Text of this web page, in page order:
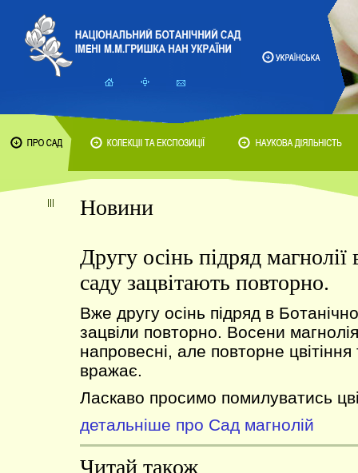
Новини
Другу осінь підряд
саду зацвітають повторно.
Вже другу осінь підряд в
зацвіли повторно. Восени
напровесні, але повторне
вражає.
Ласкаво просимо помилуватись
детальніше про Сад магнолій
Читай також